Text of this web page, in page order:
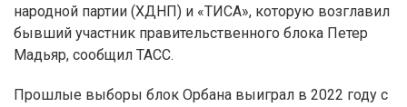
народной партии (ХДНП) и «ТИСА», которую возглавил
бывший участник правительственного блока Петер
Мадьяр, сообщил ТАСС.
Прошлые выборы блок Орбана выиграл в 2022 году с